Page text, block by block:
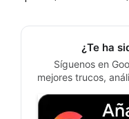
¿Te ha
Síguenos en
mejores trucos,